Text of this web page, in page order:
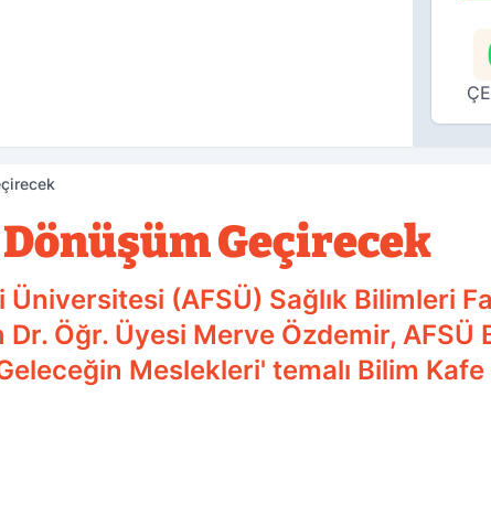
Geçirecek
(AFSÜ) Sağlık Bilimleri
Dr. Öğr. Üyesi Merve Özdemir,
Meslekleri' temalı Bilim